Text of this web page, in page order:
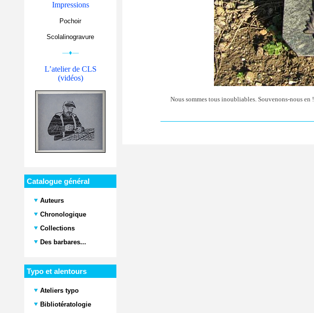
Impressions
Pochoir
Scolalinogravure
—♦—
L’atelier de CLS
(vidéos)
Catalogue général
Auteurs
Chronologique
Collections
Des barbares...
Typo et alentours
Ateliers typo
Bibliotératologie
Nous sommes tous inoubliables. Souvenons-nous en !